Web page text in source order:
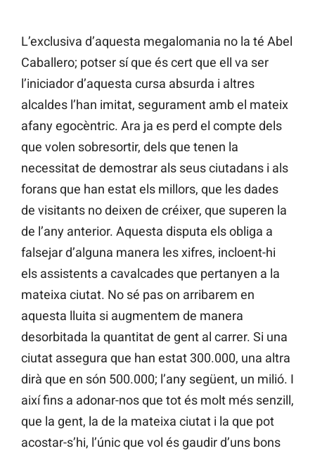
L’exclusiva d’aquesta megalomania no la té Abel
Caballero; potser sí que és cert que ell va ser
l’iniciador d’aquesta cursa absurda i altres
alcaldes l’han imitat, segurament amb el mateix
afany egocèntric. Ara ja es perd el compte dels
que volen sobresortir, dels que tenen la
necessitat de demostrar als seus ciutadans i als
forans que han estat els millors, que les dades
de visitants no deixen de créixer, que superen la
de l’any anterior. Aquesta disputa els obliga a
falsejar d’alguna manera les xifres, incloent-hi
els assistents a cavalcades que pertanyen a la
mateixa ciutat. No sé pas on arribarem en
aquesta lluita si augmentem de manera
desorbitada la quantitat de gent al carrer. Si una
ciutat assegura que han estat 300.000, una altra
dirà que en són 500.000; l’any següent, un milió. I
així fins a adonar-nos que tot és molt més senzill,
que la gent, la de la mateixa ciutat i la que pot
acostar-s’hi, l’únic que vol és gaudir d’uns bons